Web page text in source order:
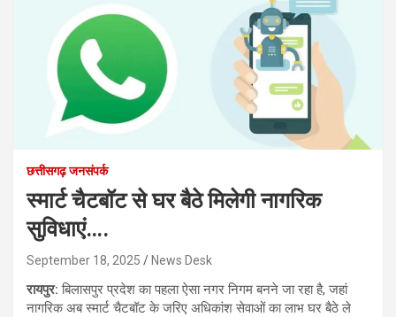
छत्तीसगढ़ जनसंपर्क
स्मार्ट चैटबॉट से घर बैठे मिलेगी नागरिक
सुविधाएं….
September 18, 2025 News Desk
रायपुर:बिलासपुर प्रदेश का पहला ऐसा नगर निगम बनने जा रहा है, जहां
नागरिक अब स्मार्ट चैटबॉट के जरिए अधिकांश सेवाओं का लाभ घर बैठे ले